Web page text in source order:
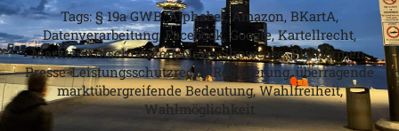
Tags:§ 19a GWB,Alphabet,Amazon, BKartA,
Datenverarbeitung, Facebook, Google,Kartellrecht,
Marktzutrittschranken,News Showcase,Plattformen,
Presse-Leistungsschutzrecht,Regulierung,überragende
marktübergreifende Bedeutung,Wahlfreiheit,
Wahlmöglichkeit